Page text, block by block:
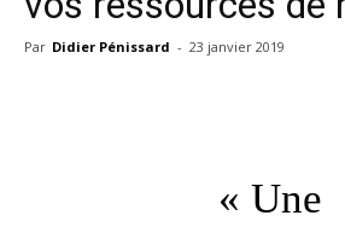
Par Didier Pénissard - 23 janvier 2019
« Une